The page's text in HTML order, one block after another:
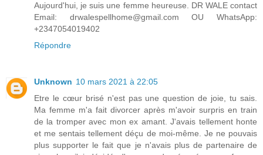
Aujourd'hui, je suis une femme heureuse. DR WALE contact
Email: drwalespellhome@gmail.com OU WhatsApp:
+2347054019402
Répondre
Unknown 10 mars 2021 à 22:05
Etre le cœur brisé n'est pas une question de joie, tu sais.
Ma femme m'a fait divorcer après m'avoir surpris en train
de la tromper avec mon ex amant. J'avais tellement honte
et me sentais tellement déçu de moi-même. Je ne pouvais
plus supporter le fait que je n'avais plus de partenaire de